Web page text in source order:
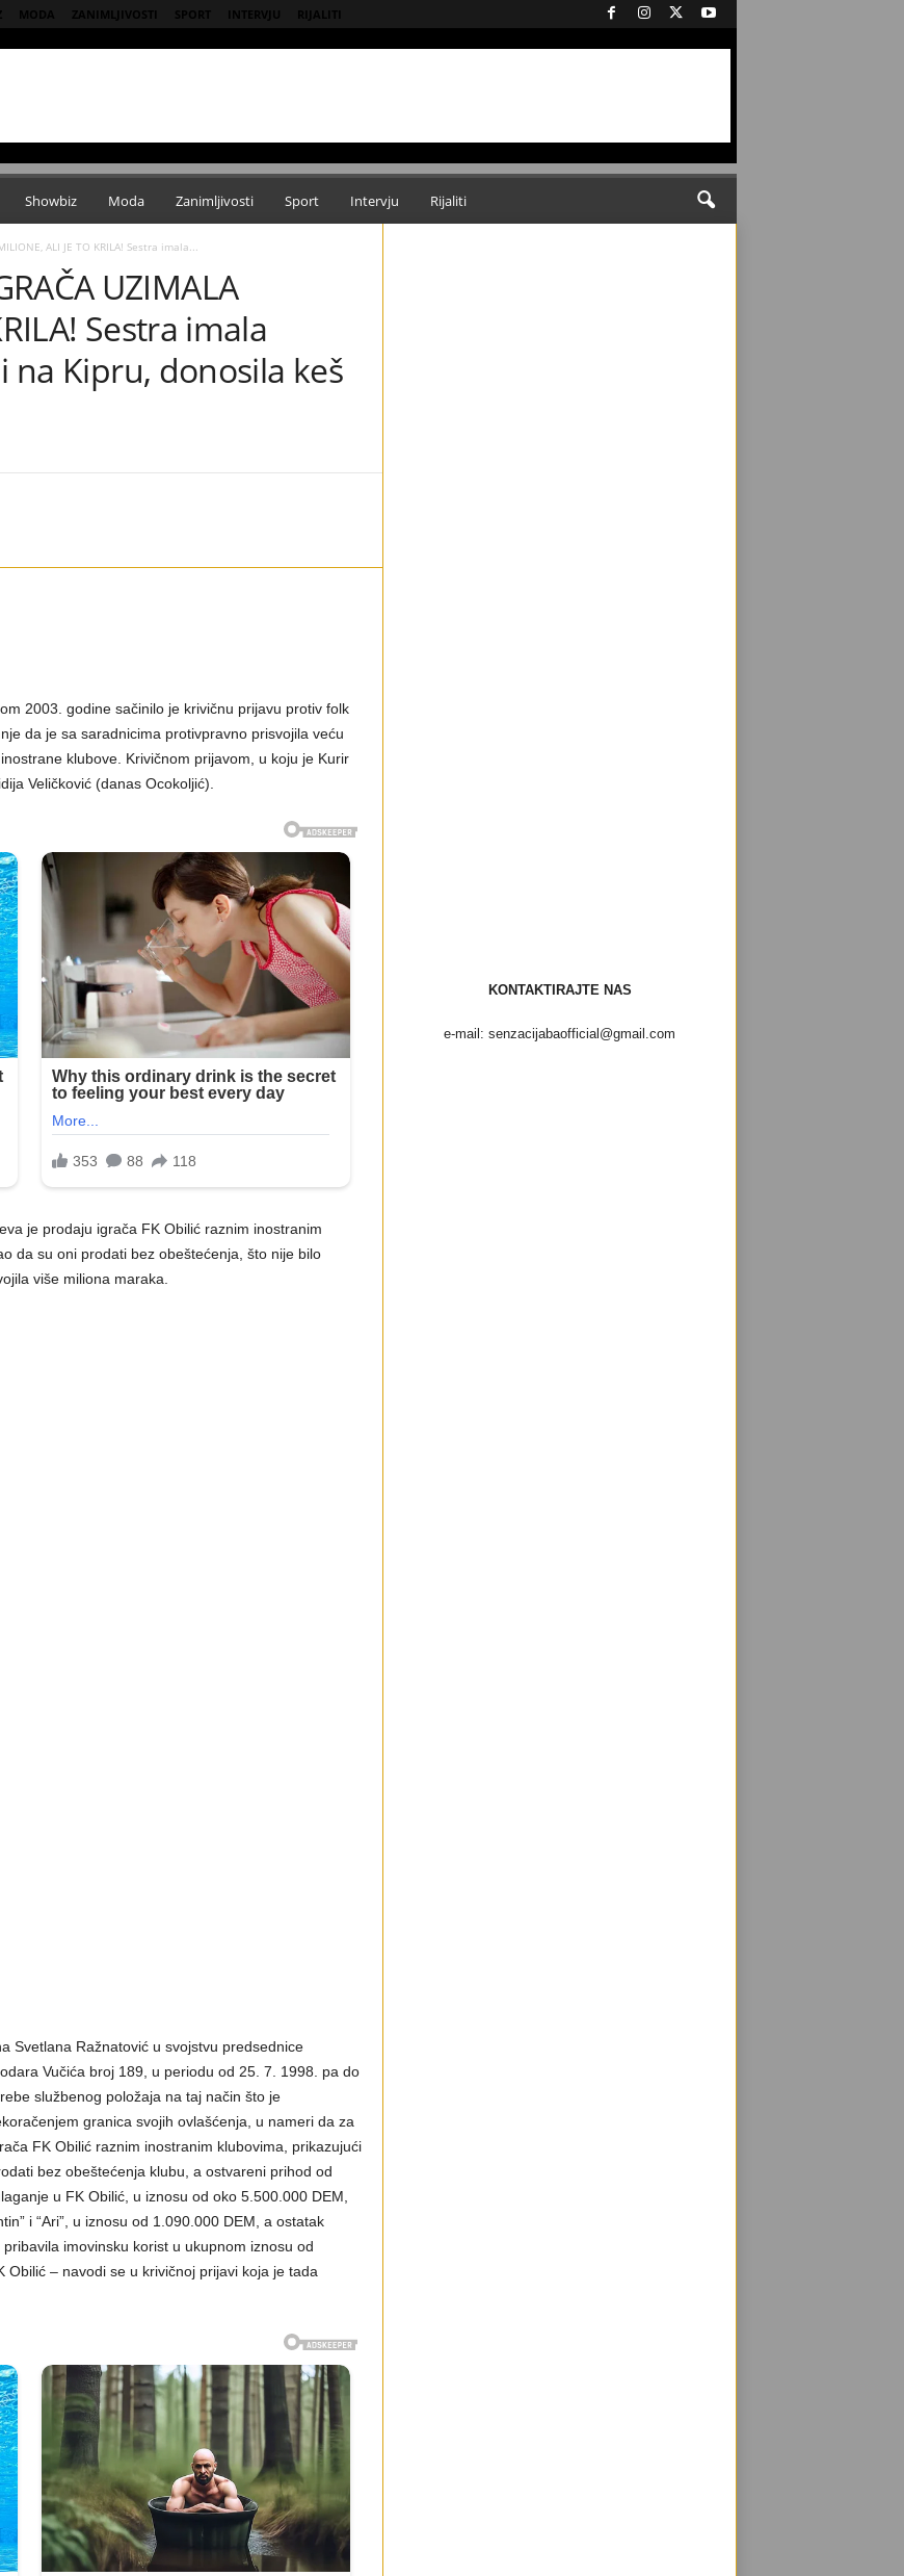
MODA ZANIMLJIVOSTI SPORT INTERVJU RIJALITI
Showbiz Moda Zanimljivosti Sport Intervju Rijaliti
ALI JE TO KRILA! Sestra imala...
UZIMALA
Sestra imala
na Kipru, donosila keš
2003. godine sačinilo je krivičnu prijavu protiv folk
da je sa saradnicima protivpravno prisvojila veću
klubove. Krivičnom prijavom, u koju je Kurir
Veličković (danas Ocokoljić).
je prodaju igrača FK Obilić raznim inostranim
da su oni prodati bez obeštećenja, što nije bilo
više miliona maraka.
Svetlana Ražnatović u svojstvu predsednice
Vučića broj 189, u periodu od 25. 7. 1998. pa do
službenog položaja na taj način što je
granica svojih ovlašćenja, u nameri da za
FK Obilić raznim inostranim klubovima, prikazujući
bez obeštećenja klubu, a ostvareni prihod od
u FK Obilić, u iznosu od oko 5.500.000 DEM,
i “Ari”, u iznosu od 1.090.000 DEM, a ostatak
imovinsku korist u ukupnom iznosu od
– navodi se u krivičnoj prijavi koja je tada
KONTAKTIRAJTE NAS
e-mail: senzacijabaofficial@gmail.com